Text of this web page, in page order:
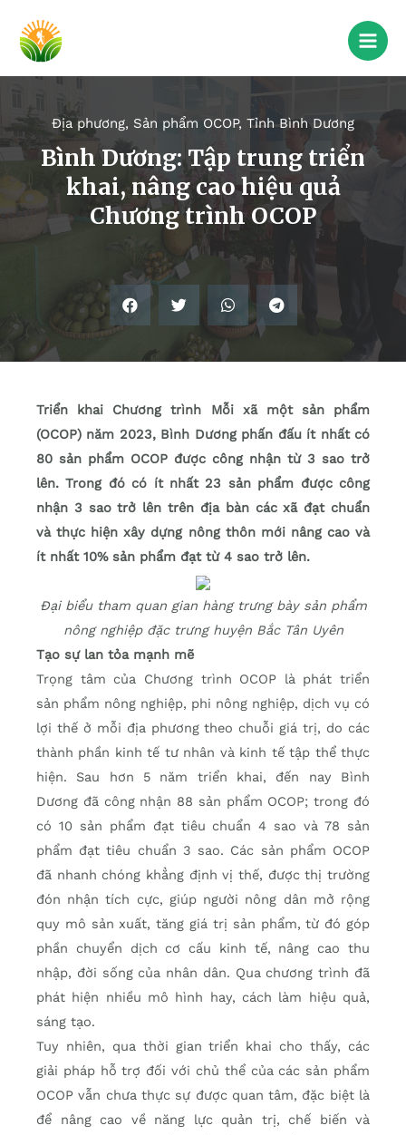
Địa phương, Sản phẩm OCOP, Tỉnh Bình Dương
Bình Dương: Tập trung triển
khai, nâng cao hiệu quả
Chương trình OCOP
Triển khai Chương trình Mỗi xã một sản phẩm
(OCOP) năm 2023, Bình Dương phấn đấu ít nhất có
80 sản phẩm OCOP được công nhận từ 3 sao trở
lên. Trong đó có ít nhất 23 sản phẩm được công
nhận 3 sao trở lên trên địa bàn các xã đạt chuẩn
và thực hiện xây dựng nông thôn mới nâng cao và
ít nhất 10% sản phẩm đạt từ 4 sao trở lên.
Đại biểu tham quan gian hàng trưng bày sản phẩm
nông nghiệp đặc trưng huyện Bắc Tân Uyên
Tạo sự lan tỏa mạnh mẽ
Trọng tâm của Chương trình OCOP là phát triển
sản phẩm nông nghiệp, phi nông nghiệp, dịch vụ có
lợi thế ở mỗi địa phương theo chuỗi giá trị, do các
thành phần kinh tế tư nhân và kinh tế tập thể thực
hiện. Sau hơn 5 năm triển khai, đến nay Bình
Dương đã công nhận 88 sản phẩm OCOP; trong đó
có 10 sản phẩm đạt tiêu chuẩn 4 sao và 78 sản
phẩm đạt tiêu chuẩn 3 sao. Các sản phẩm OCOP
đã nhanh chóng khẳng định vị thế, được thị trường
đón nhận tích cực, giúp người nông dân mở rộng
quy mô sản xuất, tăng giá trị sản phẩm, từ đó góp
phần chuyển dịch cơ cấu kinh tế, nâng cao thu
nhập, đời sống của nhân dân. Qua chương trình đã
phát hiện nhiều mô hình hay, cách làm hiệu quả,
sáng tạo.
Tuy nhiên, qua thời gian triển khai cho thấy, các
giải pháp hỗ trợ đối với chủ thể của các sản phẩm
OCOP vẫn chưa thực sự được quan tâm, đặc biệt là
để nâng cao về năng lực quản trị, chế biến và